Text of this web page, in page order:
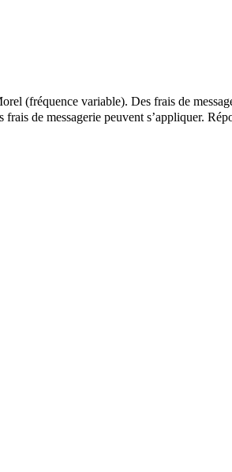
(fréquence variable). Des frais de
de messagerie peuvent s’appliquer.